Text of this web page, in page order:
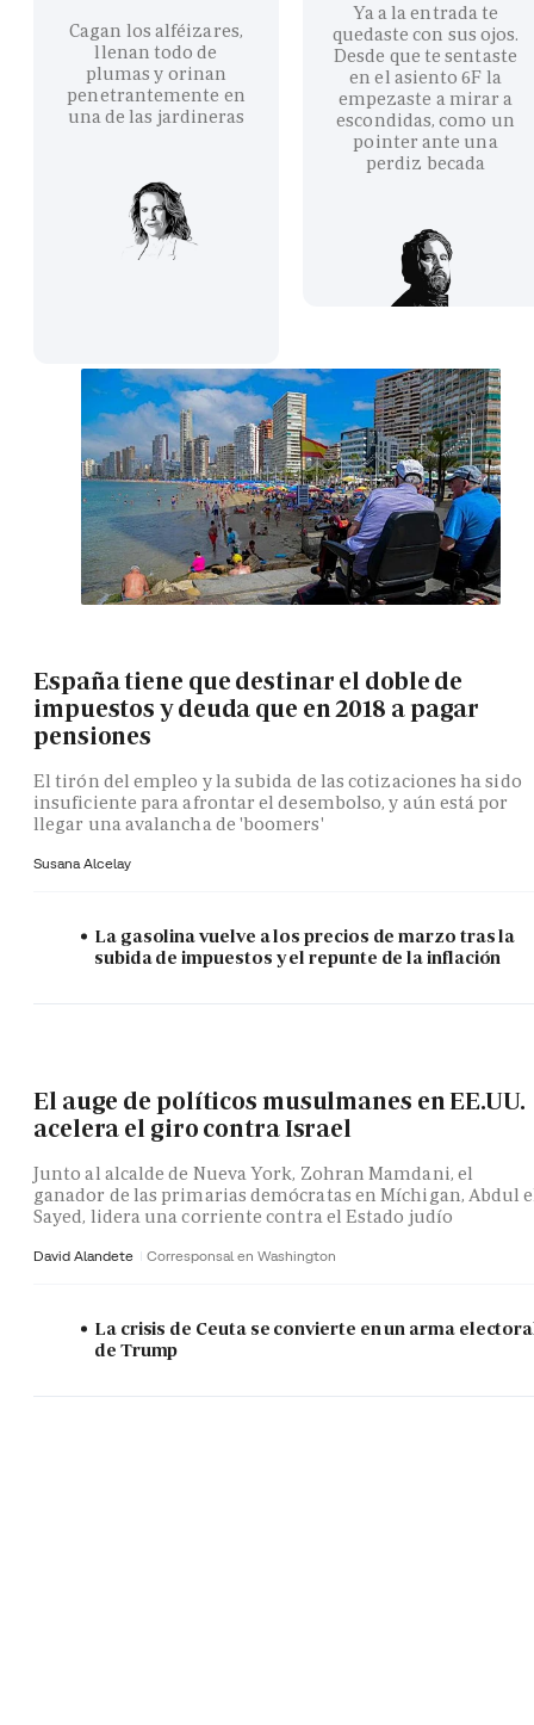
Cagan los alféizares,
llenan todo de
plumas y orinan
penetrantemente en
una de las jardineras
Ya a la entrada te
quedaste con sus ojos.
Desde que te sentaste
en el asiento 6F la
empezaste a mirar a
escondidas, como un
pointer ante una
perdiz becada
España tiene que destinar el doble de
impuestos y deuda que en 2018 a pagar
pensiones
El tirón del empleo y la subida de las cotizaciones ha sido
insuficiente para afrontar el desembolso, y aún está por
llegar una avalancha de 'boomers'
Susana Alcelay
La gasolina vuelve a los precios de marzo tras la
subida de impuestos y el repunte de la inflación
El auge de políticos musulmanes en EE.UU.
acelera el giro contra Israel
Junto al alcalde de Nueva York, Zohran Mamdani, el
ganador de las primarias demócratas en Míchigan, Abdul
Sayed, lidera una corriente contra el Estado judío
David Alandete Corresponsal en Washington
La crisis de Ceuta se convierte en un arma
de Trump